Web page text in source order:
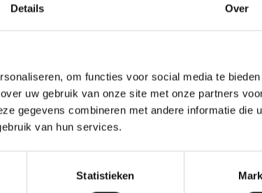
Details Over
om functies voor social media te
uw gebruik van onze site met onze partners
gegevens combineren met andere informatie die
van hun services.
Statistieken